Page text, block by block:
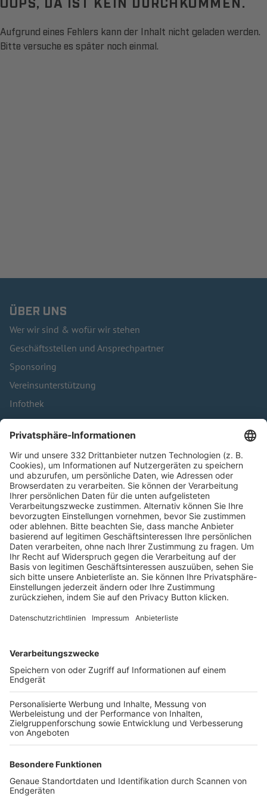
Aufgrund eines Fehlers kann der Inhalt nicht geladen werden.
Bitte versuche es später noch einmal.
ÜBER UNS
Wer wir sind & wofür wir stehen
Geschäftsstellen und Ansprechpartner
Sponsoring
Vereinsunterstützung
Infothek
Kontakt
HÄUFIG BESUCHTE SEITEN
Pässe und Vereinswechsel
Trainerausbildung
Schulungsangebot Vereinsmitarbeiter
BFV-Geschäftsstellen
Trainerbörse
Login SpielPlus
FOLGE DEM BFV
TOP-VEREINE
TOP-PARTNER